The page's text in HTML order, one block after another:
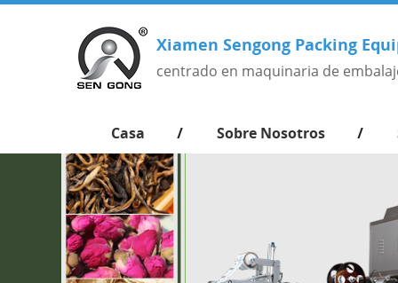
Xiamen Sengong Packing
centrado en maquinaria de
Casa Sobre Nosotros